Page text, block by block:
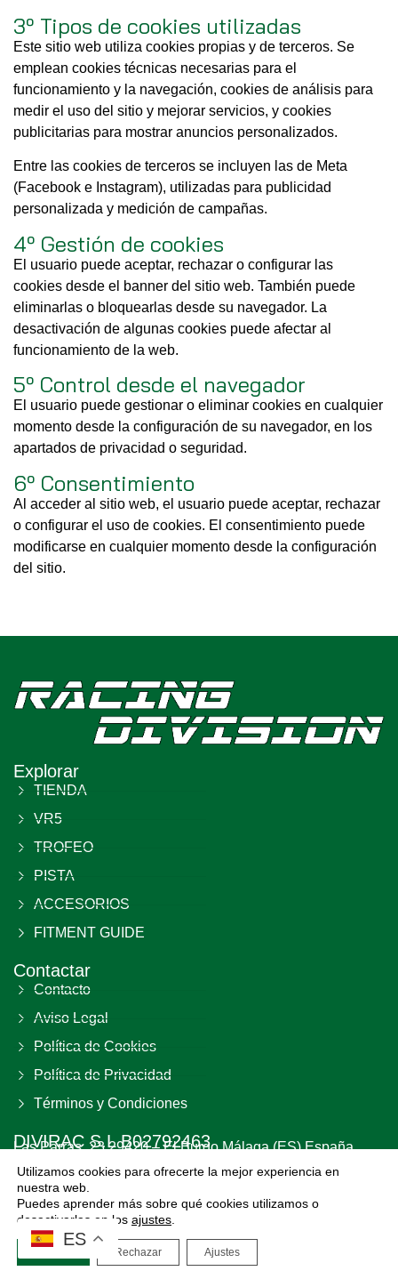
3º Tipos de cookies utilizadas
Este sitio web utiliza cookies propias y de terceros. Se
emplean cookies técnicas necesarias para el
funcionamiento y la navegación, cookies de análisis para
medir el uso del sitio y mejorar servicios, y cookies
publicitarias para mostrar anuncios personalizados.
Entre las cookies de terceros se incluyen las de Meta
(Facebook e Instagram), utilizadas para publicidad
personalizada y medición de campañas.
4º Gestión de cookies
El usuario puede aceptar, rechazar o configurar las
cookies desde el banner del sitio web. También puede
eliminarlas o bloquearlas desde su navegador. La
desactivación de algunas cookies puede afectar al
funcionamiento de la web.
5º Control desde el navegador
El usuario puede gestionar o eliminar cookies en cualquier
momento desde la configuración de su navegador, en los
apartados de privacidad o seguridad.
6º Consentimiento
Al acceder al sitio web, el usuario puede aceptar, rechazar
o configurar el uso de cookies. El consentimiento puede
modificarse en cualquier momento desde la configuración
del sitio.
Explorar
TIENDA
VR5
TROFEO
PISTA
ACCESORIOS
FITMENT GUIDE
Contactar
Contacto
Aviso Legal
Política de Cookies
Política de Privacidad
Términos y Condiciones
DIVIRAC S.L B02792463
Las Parras, 23 29420 – El Burgo Málaga (ES) España
ES
Utilizamos cookies para ofrecerte la mejor experiencia en
nuestra web.
Puedes aprender más sobre qué cookies utilizamos o
desactivarlas en los ajustes
Rechazar Ajustes